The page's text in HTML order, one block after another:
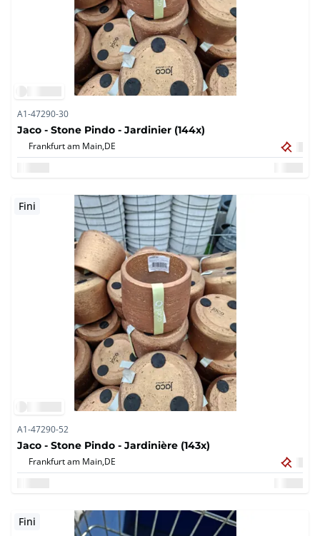
A1-47290-30
Jaco - Stone Pindo - Jardinier (144x)
Frankfurt am Main,DE
Fini
A1-47290-52
Jaco - Stone Pindo - Jardinière (143x)
Frankfurt am Main,DE
Fini